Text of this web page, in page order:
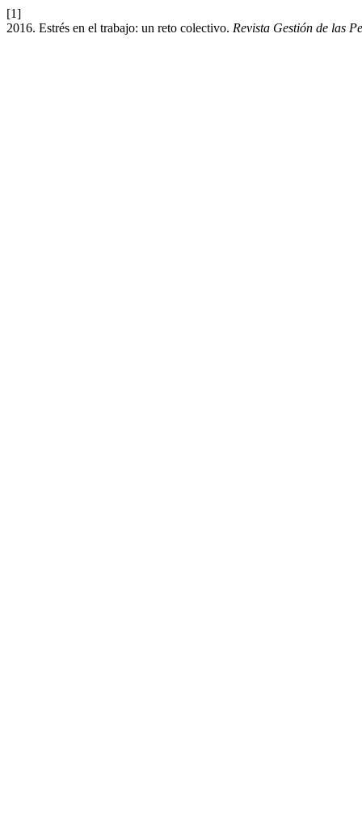
[1]
2016. Estrés en el trabajo: un reto colectivo. Revista Gestión de las